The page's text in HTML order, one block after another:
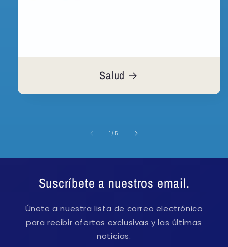
Salud
1 /de
5
Suscríbete a nuestros email.
Únete a nuestra lista de correo electrónico
para recibir ofertas exclusivas y las últimas
noticias.